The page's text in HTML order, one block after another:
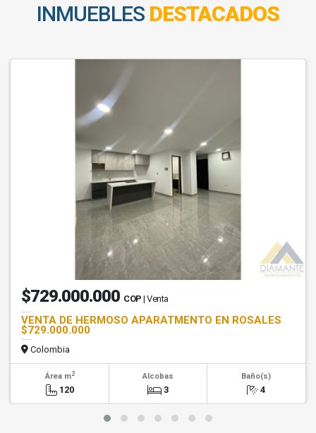
INMUEBLES DESTACADOS
$729.000.000 COP | Venta
VENTA DE HERMOSO APARATMENTO EN ROSALES
$729.000.000
Colombia
Área m2
120
Alcobas
3
Baño(s)
4